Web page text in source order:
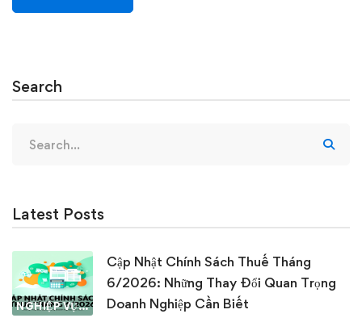
Search
for:
Latest Posts
NGHIỆP VỤ KẾ TOÁN & THUẾ
Cập Nhật Chính Sách Thuế Tháng
6/2026: Những Thay Đổi Quan Trọng
Doanh Nghiệp Cần Biết